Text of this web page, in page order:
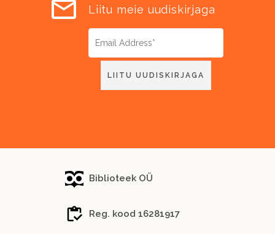
Liitu meie uudiskirjaga
Biblioteek OÜ
Reg. kood 16281917